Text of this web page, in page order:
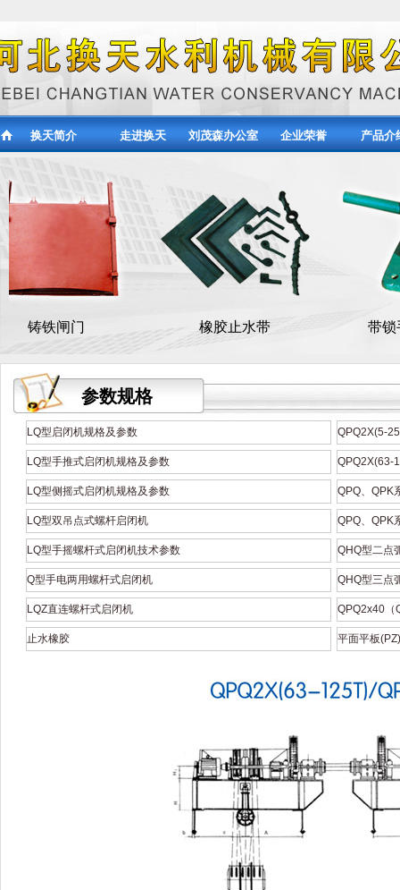
换天简介 走进换天 刘茂森办公室 企业荣誉 产品介
带锁手推式启闭
参数规格
LQ型启闭机规格及参数 QPQ2X(5-
LQ型手推式启闭机规格及参数 QPQ2X(63-
LQ型侧摇式启闭机规格及参数 QPQ、QPK
LQ型双吊点式螺杆启闭机 QPQ、QPK
LQ型手摇螺杆式启闭机技术参数 QHQ型二点
Q型手电两用螺杆式启闭机 QHQ型三点
LQZ直连螺杆式启闭机 QPQ2x40（
止水橡胶 平面平板